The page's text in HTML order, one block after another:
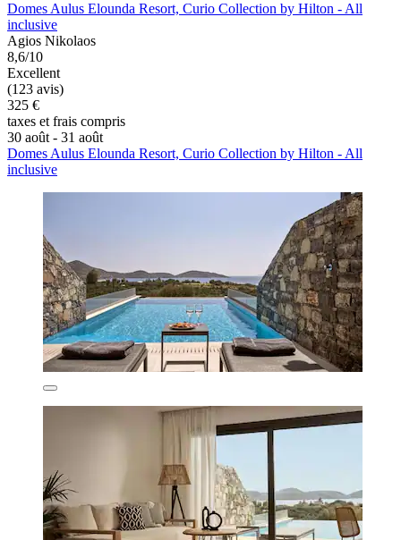
Domes Aulus Elounda Resort, Curio Collection by Hilton - All
inclusive
Agios Nikolaos
8,6/10
Excellent
(123 avis)
325 €
taxes et frais compris
30 août - 31 août
Domes Aulus Elounda Resort, Curio Collection by Hilton - All
inclusive